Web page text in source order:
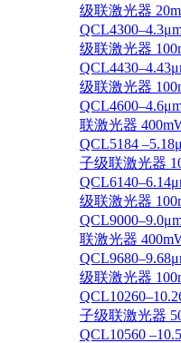
级联激光器
级联激光器
级联激光器
联激光器
QCL5184
子级联激光器
级联激光器
联激光器
级联激光器
子级联激光器
QCL10560